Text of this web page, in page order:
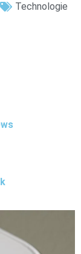
Technologie